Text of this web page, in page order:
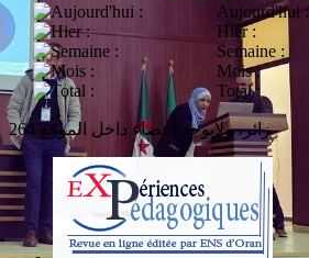
Aujourd'hui :
Hier :
Semaine :
Mois :
Total :
264 زائر، ولايوجد أعضاء داخل الموقع